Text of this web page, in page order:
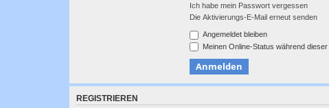
Ich habe mein Passwort vergessen
Die Aktivierungs-E-Mail erneut senden
Angemeldet bleiben
Meinen Online-Status während
REGISTRIEREN